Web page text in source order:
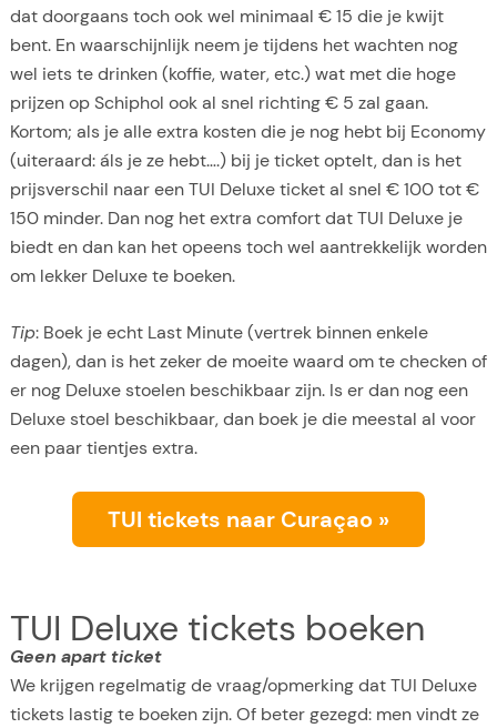
dat doorgaans toch ook wel minimaal € 15 die je kwijt
bent. En waarschijnlijk neem je tijdens het wachten nog
wel iets te drinken (koffie, water, etc.) wat met die hoge
prijzen op Schiphol ook al snel richting € 5 zal gaan.
Kortom; als je alle extra kosten die je nog hebt bij Economy
(uiteraard: áls je ze hebt….) bij je ticket optelt, dan is het
prijsverschil naar een TUI Deluxe ticket al snel € 100 tot €
150 minder. Dan nog het extra comfort dat TUI Deluxe je
biedt en dan kan het opeens toch wel aantrekkelijk worden
om lekker Deluxe te boeken.
Tip: Boek je echt Last Minute (vertrek binnen enkele
dagen), dan is het zeker de moeite waard om te checken of
er nog Deluxe stoelen beschikbaar zijn. Is er dan nog een
Deluxe stoel beschikbaar, dan boek je die meestal al voor
een paar tientjes extra.
TUI tickets naar Curaçao »
TUI Deluxe tickets boeken
Geen apart ticket
We krijgen regelmatig de vraag/opmerking dat TUI Deluxe
tickets lastig te boeken zijn. Of beter gezegd: men vindt ze